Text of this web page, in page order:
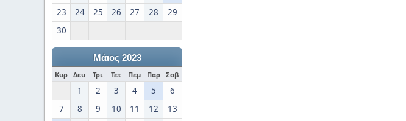
23
24 25 26 27 28
29
30
Μάιος 2023
Κυρ Δευ Τρι Τετ Πεμ Παρ Σαβ
1 2 3 4 5
6
7
8 9 10 11 12
13